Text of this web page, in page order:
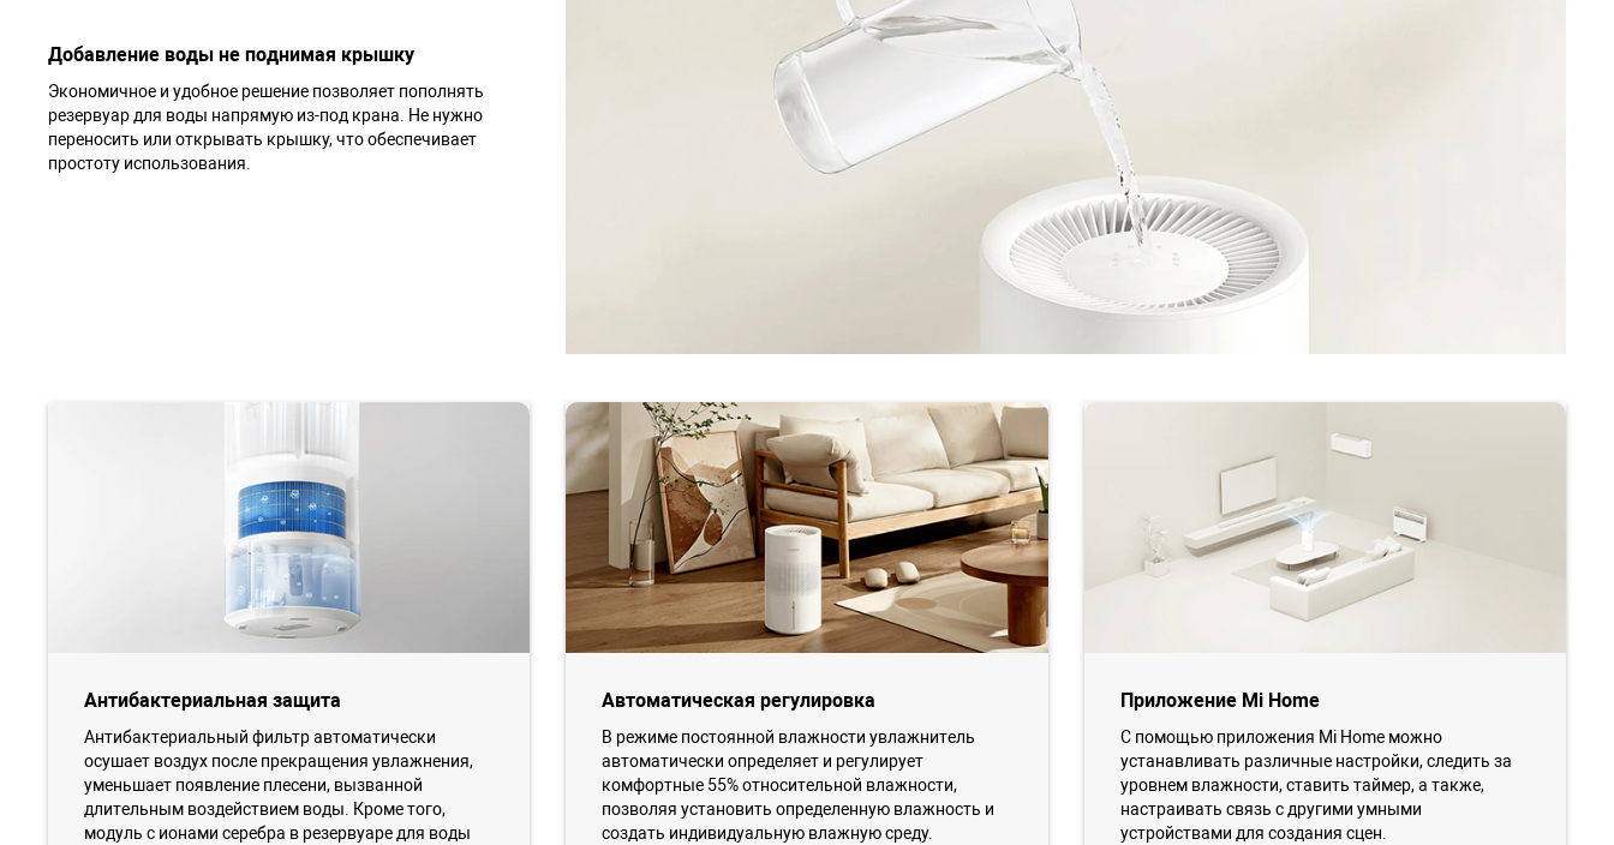
Добавление воды не поднимая крышку
Экономичное и удобное решение позволяет пополнять
резервуар для воды напрямую из-под крана. Не нужно
переносить или открывать крышку, что обеспечивает
простоту использования.
Антибактериальная защита
Антибактериальный фильтр автоматически
осушает воздух после прекращения увлажнения,
уменьшает появление плесени, вызванной
длительным воздействием воды. Кроме того,
модуль с ионами серебра в резервуаре для воды
Автоматическая регулировка
В режиме постоянной влажности увлажнитель
автоматически определяет и регулирует
комфортные 55% относительной влажности,
позволяя установить определенную влажность и
создать индивидуальную влажную среду.
Приложение Mi Home
С помощью приложения Mi Home можно
устанавливать различные настройки, следить за
уровнем влажности, ставить таймер, а также,
настраивать связь с другими умными
устройствами для создания сцен.